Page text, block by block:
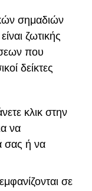
σημαδιών
ζωτικής
που
δείκτες
κλικ στην
να
σας ή να
σε